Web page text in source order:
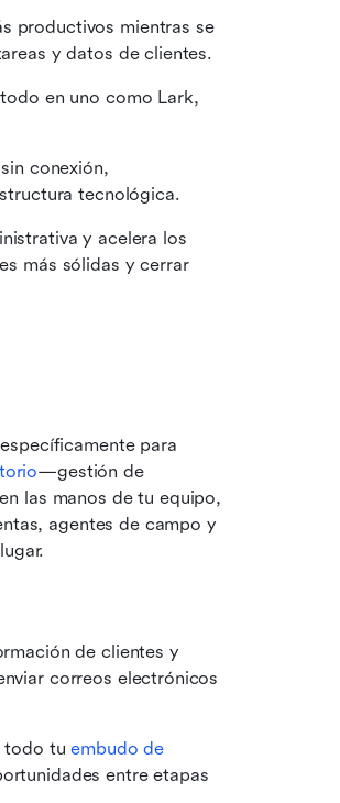
productivos mientras se
y datos de clientes.
en uno como Lark,
conexión,
tecnológica.
y acelera los
más sólidas y cerrar
para
—gestión de
las manos de tu equipo,
agentes de campo y
de clientes y
correos electrónicos
todo tu embudo de
entre etapas